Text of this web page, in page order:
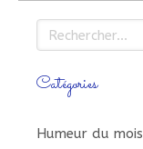
Rechercher
Catégories
Humeur du mois